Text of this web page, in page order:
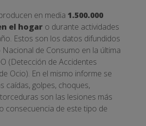
en media 1.500.000
el hogar o durante actividades
Estos son los datos difundidos
de Consumo en la última
(Detección de Accidentes
Ocio). En el mismo informe se
caídas, golpes, choques,
son las lesiones más
consecuencia de este tipo de